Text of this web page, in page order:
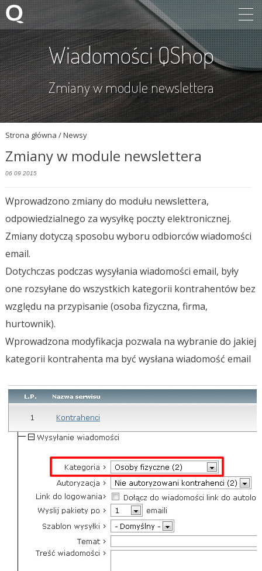
Wiadomości QShop
Zmiany w module newslettera
Strona główna / Newsy
Zmiany w module newslettera
06 09 2015
Wprowadzono zmiany do modułu newslettera,
odpowiedzialnego za wysyłkę poczty elektronicznej.
Zmiany dotyczą sposobu wyboru odbiorców wiadomości
email.
Dotychczas podczas wysyłania wiadomości email, były
one rozsyłane do wszystkich kategorii kontrahentów bez
względu na przypisanie (osoba fizyczna, firma,
hurtownik).
Wprowadzona modyfikacja pozwala na wybranie do jakiej
kategorii kontrahenta ma być wysłana wiadomość email